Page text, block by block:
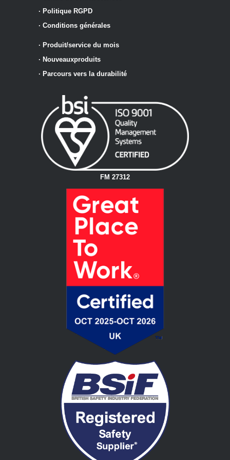
· Politique RGPD
· Conditions générales
· Produit/service du mois
· Nouveauxproduits
· Parcours vers la durabilité
FM 27312